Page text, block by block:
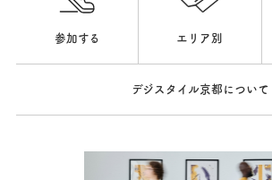
参加する エリア別
デジスタイル京都について